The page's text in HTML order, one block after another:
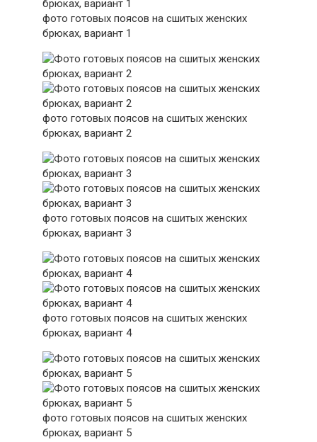
фото готовых поясов на сшитых женских
брюках, вариант 1
фото готовых поясов на сшитых женских
брюках, вариант 2
фото готовых поясов на сшитых женских
брюках, вариант 3
фото готовых поясов на сшитых женских
брюках, вариант 4
фото готовых поясов на сшитых женских
брюках, вариант 5